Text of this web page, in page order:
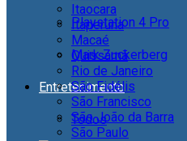
Playstation 4 Pro
Mark Zuckerberg
Entretenimento
Todos
Itaocara
Itaperuna
Macaé
Quissamã
Rio de Janeiro
São Fidélis
São Francisco
São João da Barra
São Paulo